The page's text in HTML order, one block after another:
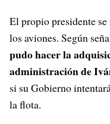
El propio presidente
los aviones. Según
pudo hacer la
administración de
si su Gobierno
la flota.